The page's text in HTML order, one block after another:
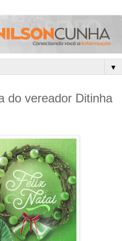
▼
do vereador Ditinha